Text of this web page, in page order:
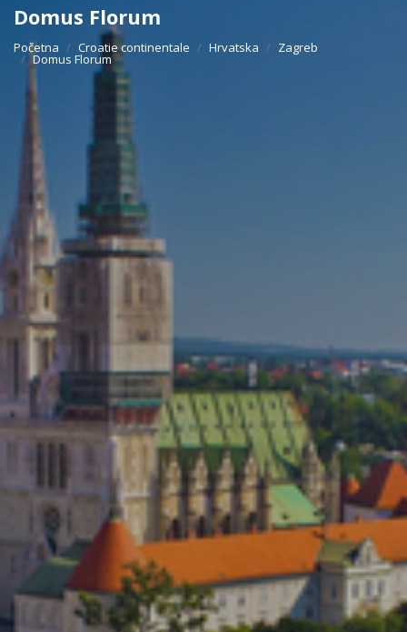
Domus Florum
Početna Croatie continentale Hrvatska Zagreb
Domus Florum